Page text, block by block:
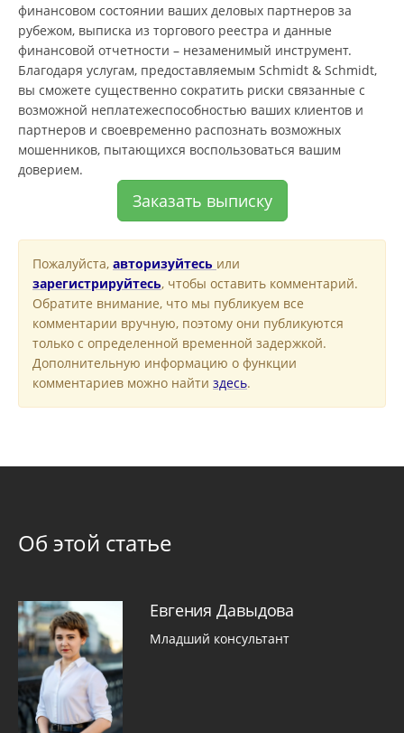
финансовом состоянии ваших деловых партнеров за
рубежом, выписка из торгового реестра и данные
финансовой отчетности – незаменимый инструмент.
Благодаря услугам, предоставляемым Schmidt & Schmidt,
вы сможете существенно сократить риски связанные с
возможной неплатежеспособностью ваших клиентов и
партнеров и своевременно распознать возможных
мошенников, пытающихся воспользоваться вашим
доверием.
Заказать выписку
Пожалуйста, авторизуйтесь или
зарегистрируйтесь, чтобы оставить комментарий.
Обратите внимание, что мы публикуем все
комментарии вручную, поэтому они публикуются
только с определенной временной задержкой.
Дополнительную информацию о функции
комментариев можно найти здесь.
Об этой статье
Евгения Давыдова
Младший консультант